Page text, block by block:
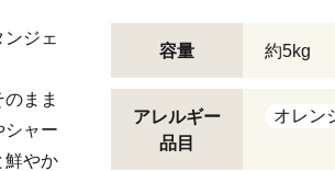
ジェ
まま
シャー
鮮やか
容量 約5kg
アレルギー
品目
オレン